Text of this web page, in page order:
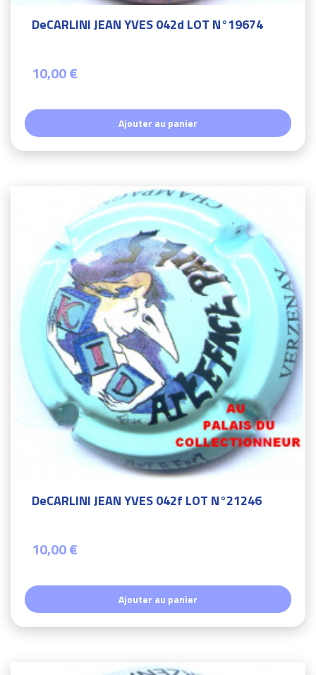
DeCARLINI JEAN YVES 042d LOT N°19674
10,00 €
Ajouter au panier
DeCARLINI JEAN YVES 042f LOT N°21246
10,00 €
Ajouter au panier